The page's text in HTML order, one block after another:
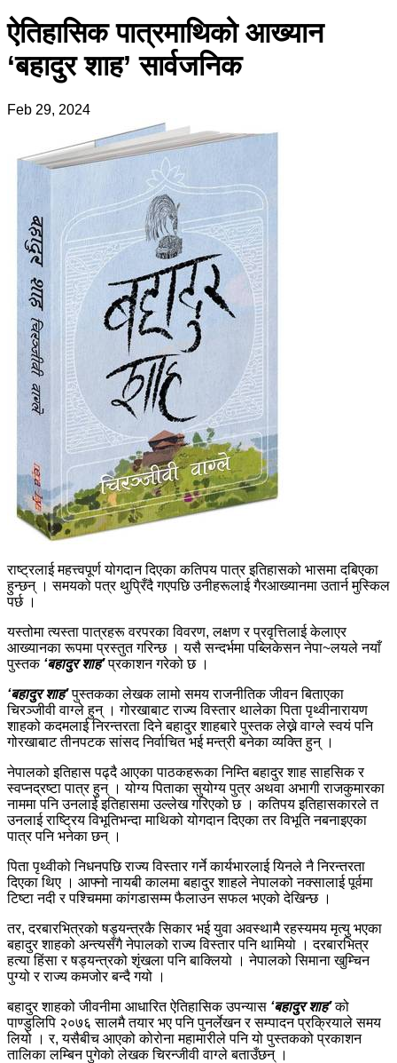
ऐतिहासिक पात्रमाथिको आख्यान
‘बहादुर शाह’ सार्वजनिक
Feb 29, 2024
राष्ट्रलाई महत्त्वपूर्ण योगदान दिएका कतिपय पात्र इतिहासको भासमा दबिएका
हुन्छन् । समयको पत्र थुप्रिँदै गएपछि उनीहरूलाई गैरआख्यानमा उतार्न मुस्किल
पर्छ ।
यस्तोमा त्यस्ता पात्रहरू वरपरका विवरण, लक्षण र प्रवृत्तिलाई केलाएर
आख्यानका रूपमा प्रस्तुत गरिन्छ । यसै सन्दर्भमा पब्लिकेसन नेपा~लयले नयाँ
पुस्तक ‘बहादुर शाह’प्रकाशन गरेको छ ।
‘बहादुर शाह’पुस्तकका लेखक लामो समय राजनीतिक जीवन बिताएका
चिरञ्जीवी वाग्ले हुन् । गोरखाबाट राज्य विस्तार थालेका पिता पृथ्वीनारायण
शाहको कदमलाई निरन्तरता दिने बहादुर शाहबारे पुस्तक लेख्ने वाग्ले स्वयं पनि
गोरखाबाट तीनपटक सांसद निर्वाचित भई मन्त्री बनेका व्यक्ति हुन् ।
नेपालको इतिहास पढ्दै आएका पाठकहरूका निम्ति बहादुर शाह साहसिक र
स्वप्नद्रष्टा पात्र हुन् । योग्य पिताका सुयोग्य पुत्र अथवा अभागी राजकुमारका
नाममा पनि उनलाई इतिहासमा उल्लेख गरिएको छ । कतिपय इतिहासकारले त
उनलाई राष्ट्रिय विभूतिभन्दा माथिको योगदान दिएका तर विभूति नबनाइएका
पात्र पनि भनेका छन् ।
पिता पृथ्वीको निधनपछि राज्य विस्तार गर्ने कार्यभारलाई यिनले नै निरन्तरता
दिएका थिए । आफ्नो नायबी कालमा बहादुर शाहले नेपालको नक्सालाई पूर्वमा
टिष्टा नदी र पश्चिममा कांगडासम्म फैलाउन सफल भएको देखिन्छ ।
तर, दरबारभित्रको षड्यन्त्रकै सिकार भई युवा अवस्थामै रहस्यमय मृत्यु भएका
बहादुर शाहको अन्त्यसँगै नेपालको राज्य विस्तार पनि थामियो । दरबारभित्र
हत्या हिंसा र षड्यन्त्रको शृंखला पनि बाक्लियो । नेपालको सिमाना खुम्चिन
पुग्यो र राज्य कमजोर बन्दै गयो ।
बहादुर शाहको जीवनीमा आधारित ऐतिहासिक उपन्यास ‘बहादुर शाह’को
पाण्डुलिपि २०७६ सालमै तयार भए पनि पुनर्लेखन र सम्पादन प्रक्रियाले समय
लियो । र, यसैबीच आएको कोरोना महामारीले पनि यो पुस्तकको प्रकाशन
तालिका लम्बिन पुगेको लेखक चिरन्जीवी वाग्ले बताउँछन् ।